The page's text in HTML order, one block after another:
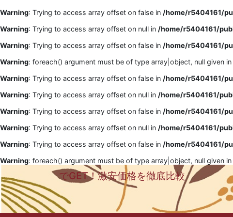
Warning: Trying to access array offset on false in /home/r5404161/
Warning: Trying to access array offset on null in /home/r5404161/
Warning: Trying to access array offset on false in /home/r5404161/
Warning: foreach() argument must be of type array|object, null given in
Warning: Trying to access array offset on false in /home/r5404161/
Warning: Trying to access array offset on null in /home/r5404161/
Warning: Trying to access array offset on false in /home/r5404161/
Warning: Trying to access array offset on null in /home/r5404161/
Warning: Trying to access array offset on false in /home/r5404161/
Warning: foreach() argument must be of type array|object, null given in
でGET！激安価格を徹底比較